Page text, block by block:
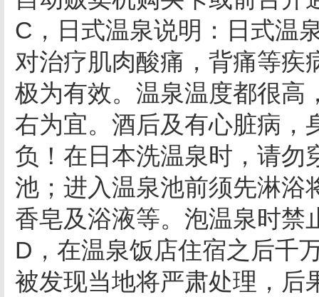
C，日式温泉说明：日式温
对治疗肌肉酸痛，背痛等疾
极为有效。温泉温度都很高
右为宜。酒后及有心脏病，
负！在日本洗温泉时，请勿
池；进入温泉池前须先淋浴
香皂及浴液等。泡温泉时禁
D，在温泉饭店住宿之后千
被发现当地将严肃处理，后